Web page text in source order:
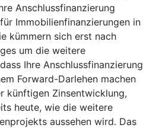
Anschlussfinanzierung
Immobilienfinanzierungen in
kümmern sich erst nach
um die weitere
Ihre Anschlussfinanzierung
Forward-Darlehen machen
künftigen Zinsentwicklung,
heute, wie die weitere
aussehen wird. Das